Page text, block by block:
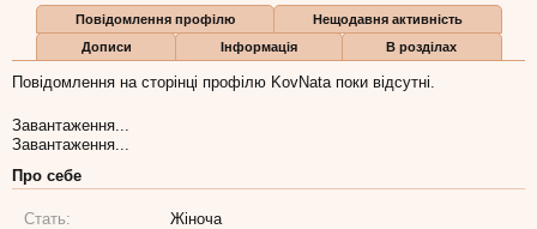
Повідомлення профілю
Нещодавня активність
Дописи
Інформація В розділах
Повідомлення на сторінці профілю KovNata поки відсутні.
Завантаження...
Завантаження...
Про себе
Стать:
Жіноча